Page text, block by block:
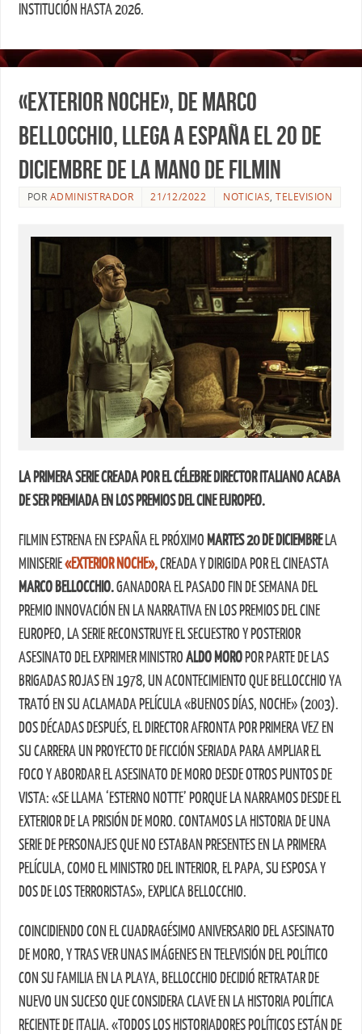
INSTITUCIÓN HASTA 2026.
«Exterior noche», de Marco
Bellocchio, llega a España el 20 de
diciembre de la mano de Filmin
POR ADMINISTRADOR 21/12/2022 NOTICIAS,TELEVISION
LA PRIMERA SERIE CREADA POR EL CÉLEBRE DIRECTOR ITALIANO ACABA
DE SER PREMIADA EN LOS PREMIOS DEL CINE EUROPEO.
FILMIN ESTRENA EN ESPAÑA EL PRÓXIMO MARTES 20 DE DICIEMBRELA
MINISERIE«EXTERIOR NOCHE»,CREADA Y DIRIGIDA POR EL CINEASTA
MARCO BELLOCCHIO.GANADORA EL PASADO FIN DE SEMANA DEL
PREMIO INNOVACIÓN EN LA NARRATIVA EN LOS PREMIOS DEL CINE
EUROPEO, LA SERIE RECONSTRUYE EL SECUESTRO Y POSTERIOR
ASESINATO DEL EXPRIMER MINISTRO ALDO MOROPOR PARTE DE LAS
BRIGADAS ROJAS EN 1978, UN ACONTECIMIENTO QUE BELLOCCHIO YA
TRATÓ EN SU ACLAMADA PELÍCULA «BUENOS DÍAS, NOCHE» (2003).
DOS DÉCADAS DESPUÉS, EL DIRECTOR AFRONTA POR PRIMERA VEZ EN
SU CARRERA UN PROYECTO DE FICCIÓN SERIADA PARA AMPLIAR EL
FOCO Y ABORDAR EL ASESINATO DE MORO DESDE OTROS PUNTOS DE
VISTA: «SE LLAMA ‘ESTERNO NOTTE’ PORQUE LA NARRAMOS DESDE EL
EXTERIOR DE LA PRISIÓN DE MORO. CONTAMOS LA HISTORIA DE UNA
SERIE DE PERSONAJES QUE NO ESTABAN PRESENTES EN LA PRIMERA
PELÍCULA, COMO EL MINISTRO DEL INTERIOR, EL PAPA, SU ESPOSA Y
DOS DE LOS TERRORISTAS», EXPLICA BELLOCCHIO.
COINCIDIENDO CON EL CUADRAGÉSIMO ANIVERSARIO DEL ASESINATO
DE MORO, Y TRAS VER UNAS IMÁGENES EN TELEVISIÓN DEL POLÍTICO
CON SU FAMILIA EN LA PLAYA, BELLOCCHIO DECIDIÓ RETRATAR DE
NUEVO UN SUCESO QUE CONSIDERA CLAVE EN LA HISTORIA POLÍTICA
RECIENTE DE ITALIA. «TODOS LOS HISTORIADORES POLÍTICOS ESTÁN DE